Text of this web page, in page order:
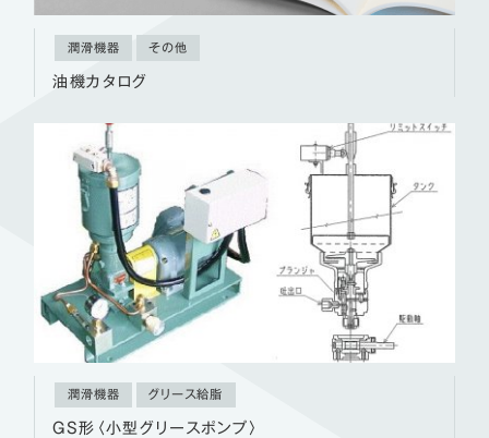
潤滑機器 その他
油機カタログ
潤滑機器 グリース給脂
GS形〈小型グリースポンプ〉